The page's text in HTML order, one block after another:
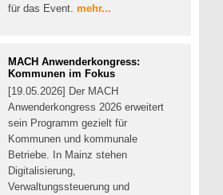
für das Event. mehr...
MACH Anwenderkongress:
Kommunen im Fokus
[19.05.2026] Der MACH
Anwenderkongress 2026 erweitert
sein Programm gezielt für
Kommunen und kommunale
Betriebe. In Mainz stehen
Digitalisierung,
Verwaltungssteuerung und